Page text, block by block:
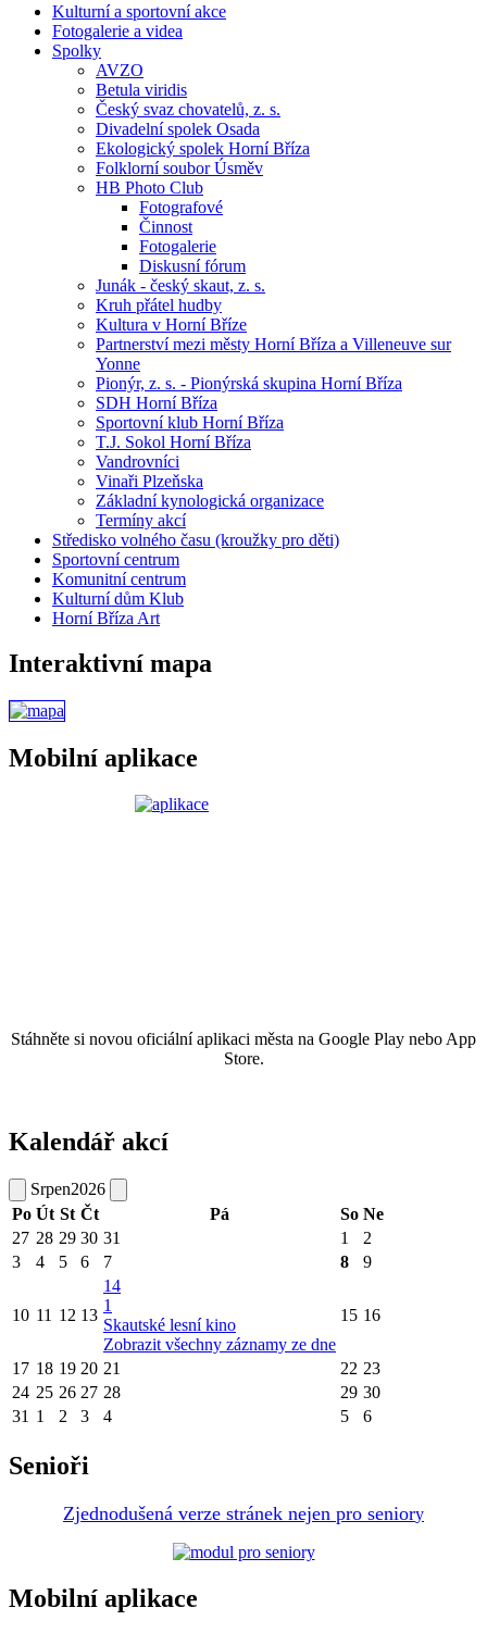
Kulturní a sportovní akce
Fotogalerie a videa
Spolky
AVZO
Betula viridis
Český svaz chovatelů, z. s.
Divadelní spolek Osada
Ekologický spolek Horní Bříza
Folklorní soubor Úsměv
HB Photo Club
Fotografové
Činnost
Fotogalerie
Diskusní fórum
Junák - český skaut, z. s.
Kruh přátel hudby
Kultura v Horní Bříze
Partnerství mezi městy Horní Bříza a Villeneuve sur
Yonne
Pionýr, z. s. - Pionýrská skupina Horní Bříza
SDH Horní Bříza
Sportovní klub Horní Bříza
T.J. Sokol Horní Bříza
Vandrovníci
Vinaři Plzeňska
Základní kynologická organizace
Termíny akcí
Středisko volného času (kroužky pro děti)
Sportovní centrum
Komunitní centrum
Kulturní dům Klub
Horní Bříza Art
Interaktivní mapa
Mobilní aplikace
Stáhněte si novou oficiální aplikaci města na Google Play nebo App
Store.
Kalendář akcí
Srpen2026
Po Út St Čt Pá So Ne
27 28 29 30 31 1
2
3
4 5 6 7 8 9
10 11 12 13
14
1
Skautské lesní kino
Zobrazit všechny záznamy ze dne
15 16
17 18 19 20 21 22 23
24 25 26 27 28 29 30
31 1 2 3 4 5 6
Senioři
Zjednodušená verze stránek nejen pro seniory
Mobilní aplikace